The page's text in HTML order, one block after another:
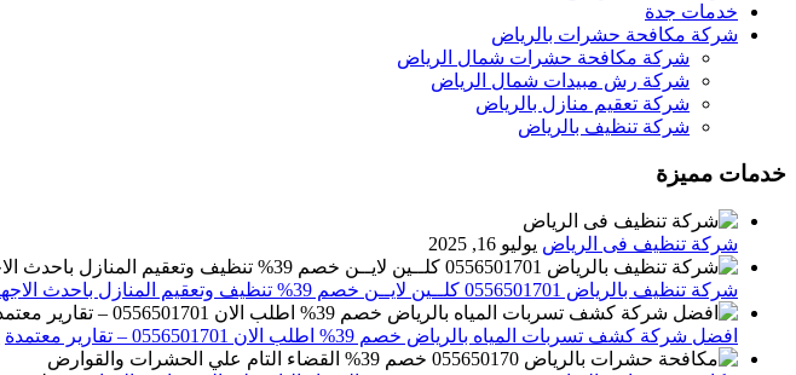
خدمات جدة
شركة مكافحة حشرات بالرياض
شركة مكافحة حشرات شمال الرياض
شركة رش مبيدات شمال الرياض
شركة تعقيم منازل بالرياض
شركة تنظيف بالرياض
خدمات مميزة
شركة تنظيف فى الرياض يوليو 16, 2025
شركة تنظيف بالرياض 0556501701 كلــين لايــن خصم 39% تنظيف وتعقيم المنازل باحدث الاجهزة
افضل شركة كشف تسربات المياه بالرياض خصم 39% اطلب الان 0556501701‬‏ – تقارير معتمدة